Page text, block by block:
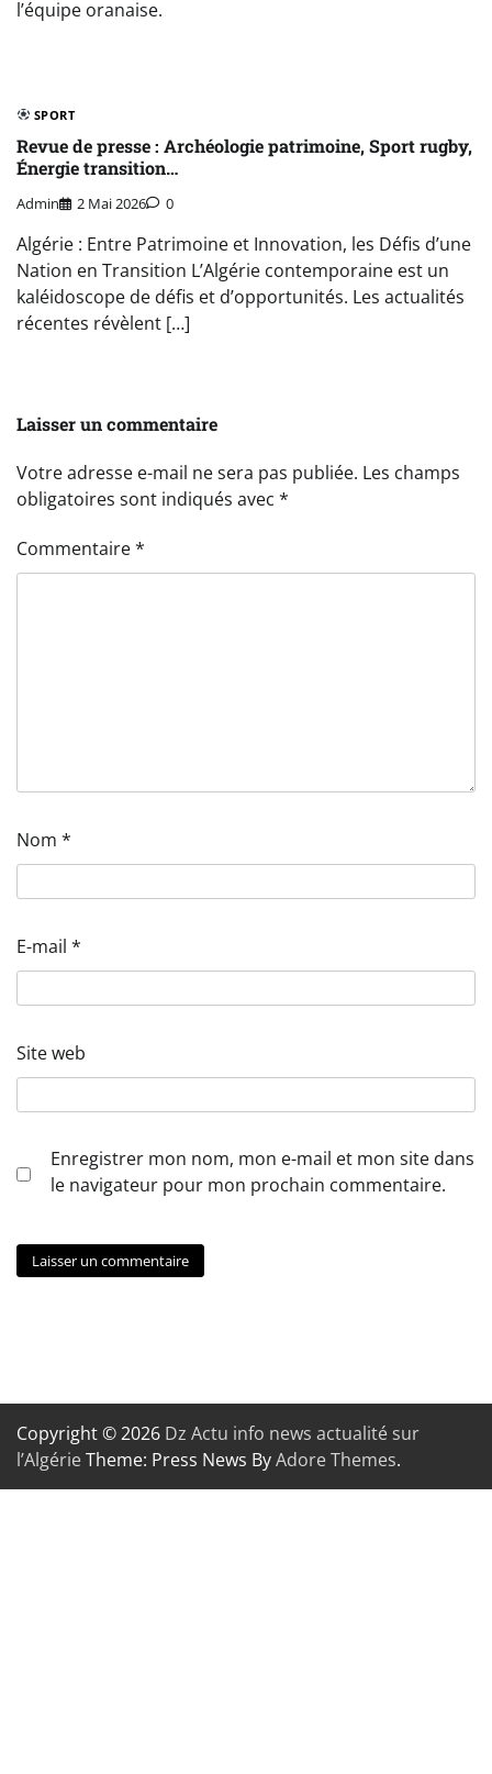
l’équipe oranaise.
SPORT
Revue de presse : Archéologie patrimoine, Sport rugby,
Énergie transition…
Admin 2 Mai 2026 0
Algérie : Entre Patrimoine et Innovation, les Défis d’une
Nation en Transition L’Algérie contemporaine est un
kaléidoscope de défis et d’opportunités. Les actualités
récentes révèlent […]
Laisser un commentaire
Votre adresse e-mail ne sera pas publiée. Les champs
obligatoires sont indiqués avec *
Commentaire*
Nom *
E-mail *
Site web
Enregistrer mon nom, mon e-mail et mon site dans
le navigateur pour mon prochain commentaire.
Copyright © 2026 Dz Actu info news actualité sur
l’AlgérieTheme: Press News ByAdore Themes.